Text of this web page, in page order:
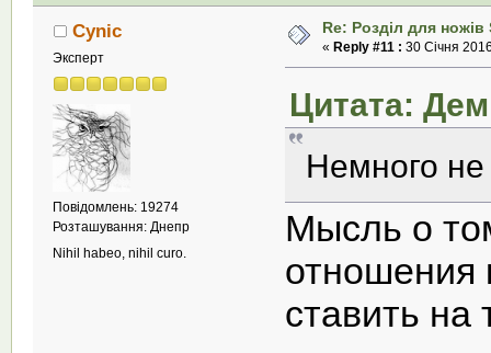
Cynic
Эксперт
Повідомлень: 19274
Розташування: Днепр
Nihil habeo, nihil curo.
Re: Розділ для ножів
« Reply #11 : 30 Січня
Цитата:
Немного
Мысль о
отношения
ставить на